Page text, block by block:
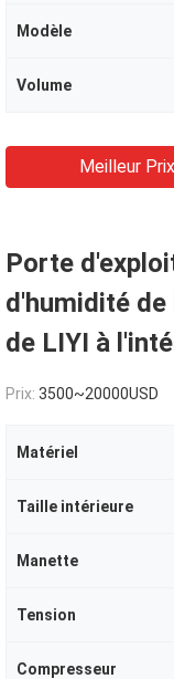
Modèle
Volume
Meilleur Prix
Porte
d'humidité
de LIYI à
Prix: 3500~20000USD
Matériel
Taille intérieure
Manette
Tension
Compresseur